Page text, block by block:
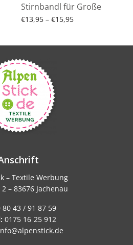
Stirnbandl für Große
€13,95 – €15,95Preisspanne:
– Textile Werbung
– 83676 Jachenau
80 43 / 91 87 59
0175 16 25 912